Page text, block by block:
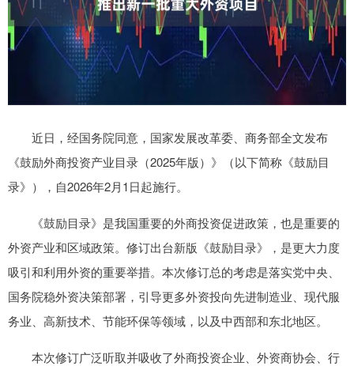
近日，经国务院同意，国家发展改革委、商务部全文发布
《鼓励外商投资产业目录（2025年版）》（以下简称《鼓励目
录》），自2026年2月1日起施行。
《鼓励目录》是我国重要的外商投资促进政策，也是重要的
外资产业和区域政策。修订出台新版《鼓励目录》，是更大力度
吸引和利用外资的重要举措。本次修订总的考虑是落实党中央、
国务院稳外资决策部署，引导更多外资投向先进制造业、现代服
务业、高新技术、节能环保等领域，以及中西部和东北地区。
本次修订广泛听取并吸收了外商投资企业、外资商协会、行